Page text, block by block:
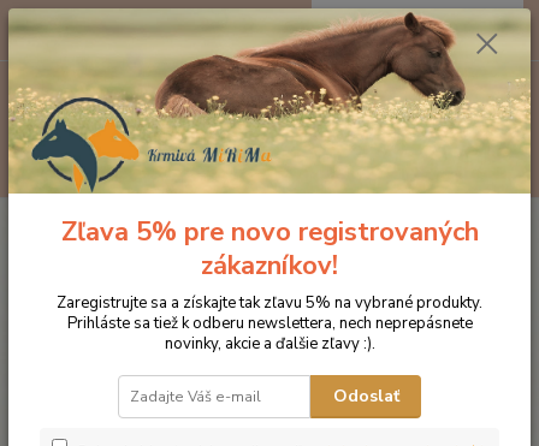
Menu
0ks
za0 €
Kozmetika pre kone Starostlivosť o kožu a srsť
Utišujúci olej pre
kone s letnou vyrážkou, fľaša s dávkovačom 250ml
Utišujúci olej pre kone s letnou
vyrážkou, fľaša s dávkovačom
Zľava 5% pre novo registrovaných
zákazníkov!
Zaregistrujte sa a získajte tak zľavu 5% na vybrané produkty.
Prihláste sa tiež k odberu newslettera, nech neprepásnete
novinky, akcie a ďalšie zľavy :).
Odoslať